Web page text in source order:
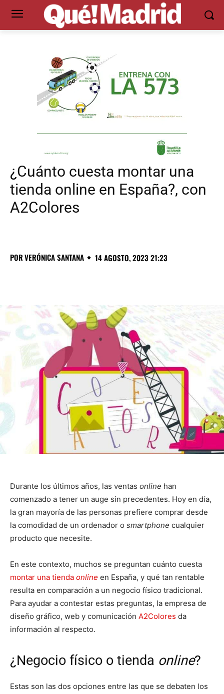
¿Cuánto cuesta montar una
tienda online en España?, con
A2Colores
PORVERÓNICA SANTANA 14 AGOSTO, 2023 21:23
Durante los últimos años, las ventas online han
comenzado a tener un auge sin precedentes. Hoy en día,
la gran mayoría de las personas prefiere comprar desde
la comodidad de un ordenador o smartphone cualquier
producto que necesite.
En este contexto, muchos se preguntan cuánto cuesta
montar una tienda online en España, y qué tan rentable
resulta en comparación a un negocio físico tradicional.
Para ayudar a contestar estas preguntas, la empresa de
diseño gráfico, web y comunicación A2Colores da
información al respecto.
¿Negocio físico o tienda online?
Estas son las dos opciones entre las que se debaten los